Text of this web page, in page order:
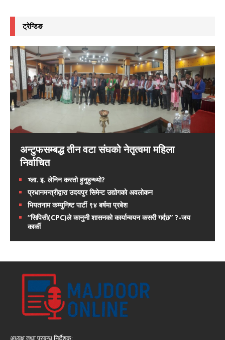
ट्रेन्डिङ
अन्टुफसम्बद्ध तीन वटा संघको नेतृत्वमा महिला
निर्वाचित
भ्ला. इ. लेनिन कस्तो हुनुहुन्थ्यो?
प्रधानमन्त्रीद्वारा उदयपुर सिमेन्ट उद्योगको अवलोकन
भियतनाम कम्युनिष्ट पार्टी ९४ बर्षमा प्रबेश
“सिपिसी(CPC)ले कानुनी शासनको कार्यान्वयन कसरी गर्दछ” ?-जय
कार्की
अध्यक्ष तथा प्रबन्ध निर्देशक: